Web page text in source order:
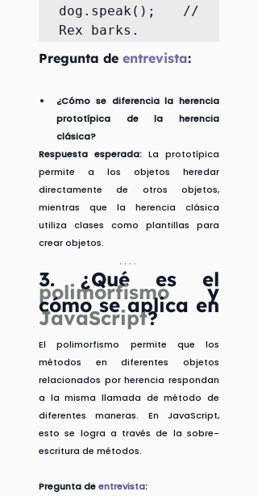
dog.speak(); //
Rex barks.
Pregunta de entrevista:
¿Cómo se diferencia la herencia
prototípica de la herencia
clásica?
Respuesta esperada: La prototípica
permite a los objetos heredar
directamente de otros objetos,
mientras que la herencia clásica
utiliza clases como plantillas para
crear objetos.
3.
polimorfismo y
JavaScript?
El polimorfismo permite que los
métodos en diferentes objetos
relacionados por herencia respondan
a la misma llamada de método de
diferentes maneras. En JavaScript,
esto se logra a través de la sobre-
escritura de métodos.
Pregunta de entrevista: